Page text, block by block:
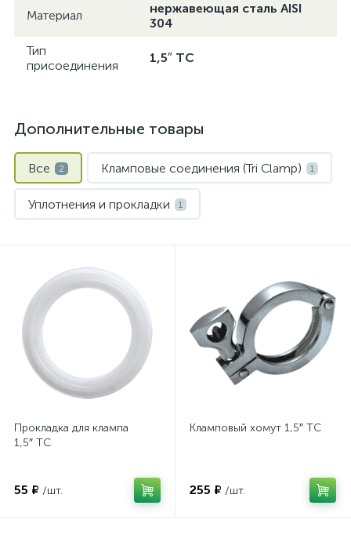
Материал
нержавеющая сталь AISI
304
Тип
присоединения
1,5″ TC
Дополнительные товары
Все 2 Кламповые соединения (Tri Clamp) 1
Уплотнения и прокладки 1
Прокладка для клампа
1,5″ TC
55 ₽ /шт.
Кламповый хомут 1,5″ TC
255 ₽ /шт.